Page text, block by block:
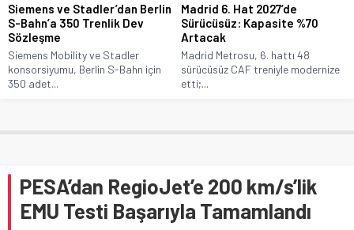
Siemens ve Stadler’dan Berlin
S-Bahn’a 350 Trenlik Dev
Sözleşme
Siemens Mobility ve Stadler
konsorsiyumu, Berlin S-Bahn için
350 adet...
Madrid 6. Hat 2027’de
Sürücüsüz: Kapasite %70
Artacak
Madrid Metrosu, 6. hattı 48
sürücüsüz CAF treniyle modernize
etti;...
PESA’dan RegioJet’e 200 km/s’lik
EMU Testi Başarıyla Tamamlandı